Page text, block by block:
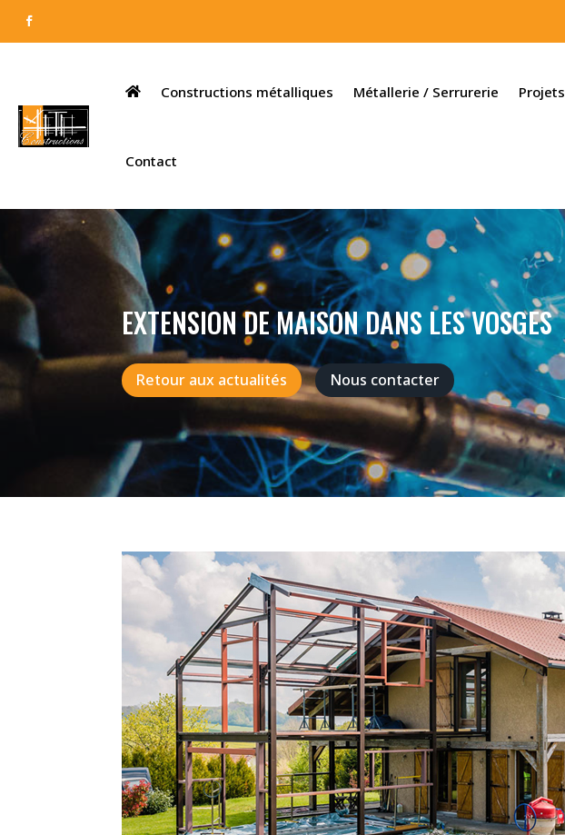
Constructions métalliques Métallerie / Serrurerie Projets
Contact
EXTENSION DE MAISON DANS LES VOSGES
Retour aux actualités Nous contacter